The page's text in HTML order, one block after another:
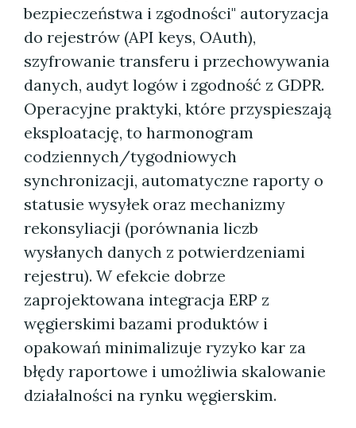
bezpieczeństwa i zgodności" autoryzacja
do rejestrów (API keys, OAuth),
szyfrowanie transferu i przechowywania
danych, audyt logów i zgodność z GDPR.
Operacyjne praktyki, które przyspieszają
eksploatację, to harmonogram
codziennych/tygodniowych
synchronizacji, automatyczne raporty o
statusie wysyłek oraz mechanizmy
rekonsyliacji (porównania liczb
wysłanych danych z potwierdzeniami
rejestru). W efekcie dobrze
zaprojektowana integracja ERP z
węgierskimi bazami produktów i
opakowań minimalizuje ryzyko kar za
błędy raportowe i umożliwia skalowanie
działalności na rynku węgierskim.